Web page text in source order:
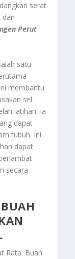
serat
dan
Perut
satu
membantu
sel.
latihan. Ia
dapat
tubuh. Ini
dapat
secara
Rata: Buah